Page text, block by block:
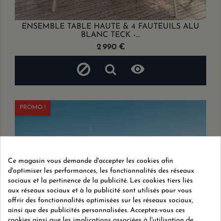
ENSEMBLE TABLE HAUTE & 4 FAUTEUILS ALU
BLANC TECK -...
Prix
2 990 €

PROMO !
Ce magasin vous demande d'accepter les cookies afin
d'optimiser les performances, les fonctionnalités des réseaux
sociaux et la pertinence de la publicité. Les cookies tiers liés
aux réseaux sociaux et à la publicité sont utilisés pour vous
offrir des fonctionnalités optimisées sur les réseaux sociaux,
ainsi que des publicités personnalisées. Acceptez-vous ces